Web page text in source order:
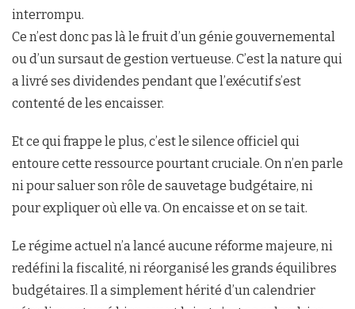
interrompu.
Ce n’est donc pas là le fruit d’un génie gouvernemental
ou d’un sursaut de gestion vertueuse. C’est la nature qui
a livré ses dividendes pendant que l’exécutif s’est
contenté de les encaisser.
Et ce qui frappe le plus, c’est le silence officiel qui
entoure cette ressource pourtant cruciale. On n’en parle
ni pour saluer son rôle de sauvetage budgétaire, ni
pour expliquer où elle va. On encaisse et on se tait.
Le régime actuel n’a lancé aucune réforme majeure, ni
redéfini la fiscalité, ni réorganisé les grands équilibres
budgétaires. Il a simplement hérité d’un calendrier